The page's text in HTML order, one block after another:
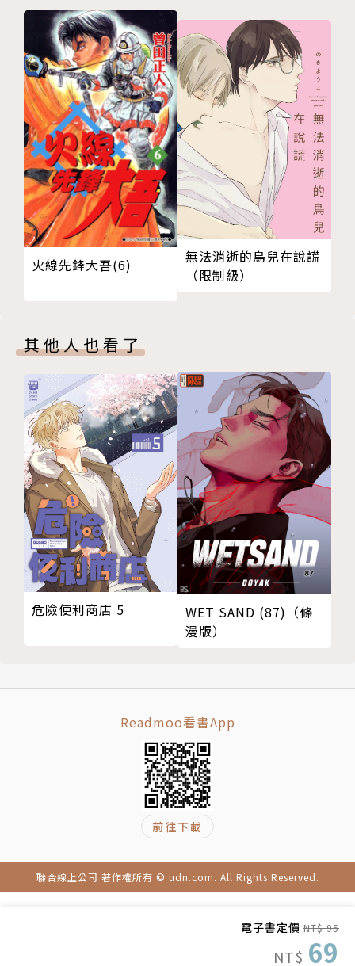
電子書定價 NT$ 95
NT$ 69
火線先鋒大吾(6)
無法消逝的鳥兒在說謊
（限制級）
其他人也看了
危險便利商店 5
WET SAND (87)（條
漫版）
Readmoo看書App
前往下載
聯合線上公司 著作權所有 © udn.com. All Rights Reserved.